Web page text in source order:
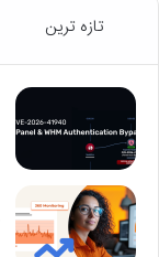
س
ب
تازه ترین